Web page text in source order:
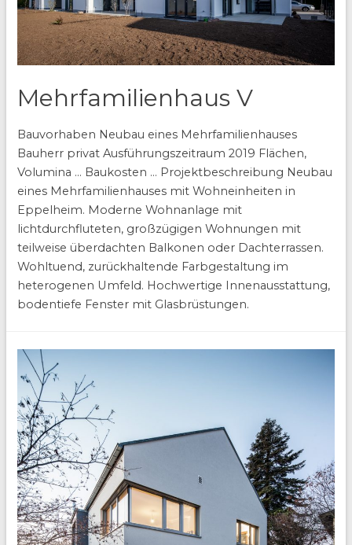
Mehrfamilienhaus V
Bauvorhaben Neubau eines Mehrfamilienhauses
Bauherr privat Ausführungszeitraum 2019 Flächen,
Volumina … Baukosten … Projektbeschreibung Neubau
eines Mehrfamilienhauses mit Wohneinheiten in
Eppelheim. Moderne Wohnanlage mit
lichtdurchfluteten, großzügigen Wohnungen mit
teilweise überdachten Balkonen oder Dachterrassen.
Wohltuend, zurückhaltende Farbgestaltung im
heterogenen Umfeld. Hochwertige Innenausstattung,
bodentiefe Fenster mit Glasbrüstungen.